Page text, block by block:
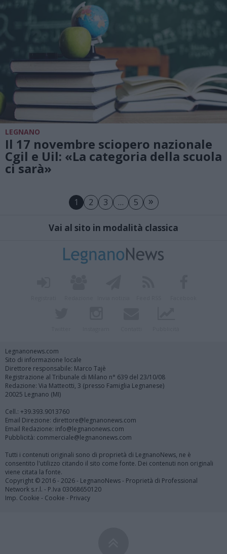
LEGNANO
Il 17 novembre sciopero nazionale
Cgil e Uil: «La categoria della scuola
ci sarà»
1 2 3 … 5 »
Vai al sito in modalità classica
Legnanonews.com
Sito di informazione locale
Direttore responsabile: Marco Tajè
Registrazione al Tribunale di Milano n° 639 del 23/10/08
Redazione: Via Matteotti, 3 (presso Famiglia Legnanese)
20025 Legnano (MI)
Cell.: +39.393.9013760
Email Direzione: direttore@legnanonews.com
Email Redazione: info@legnanonews.com
Pubblicità: commerciale@legnanonews.com
Tutti i contenuti originali sono di proprietà di LegnanoNews, ne è
consentito l'utilizzo citando il sito come fonte. Dei contenuti non originali
viene citata la fonte.
Copyright © 2016 - 2026 - LegnanoNews - Proprietà di Professional
Network s.r.l. - P.Iva 03068650120
Imp. Cookie - Cookie - Privacy